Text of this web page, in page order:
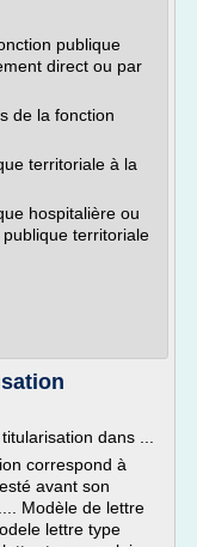
publique
direct ou par
de la fonction
territoriale à la
hospitalière ou
territoriale
dans ...
correspond à
avant son
Modèle de lettre
lettre type